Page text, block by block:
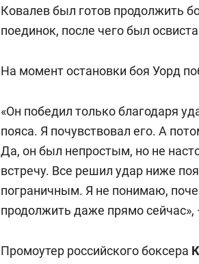
Ковалев был готов продолжить
поединок, после чего был
На момент остановки боя Уорд
«Он победил только благодаря
пояса. Я почувствовал его. А
Да, он был непростым, но не
встречу. Все решил удар ниже
пограничным. Я не понимаю,
продолжить даже прямо сейчас»,
Промоутер российского боксера